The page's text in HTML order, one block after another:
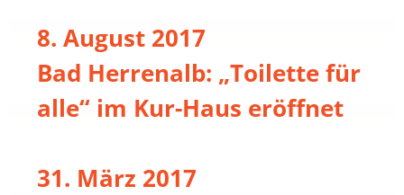
8. August 2017
Bad Herrenalb: „Toilette für
alle“ im Kur-Haus eröffnet
31. März 2017